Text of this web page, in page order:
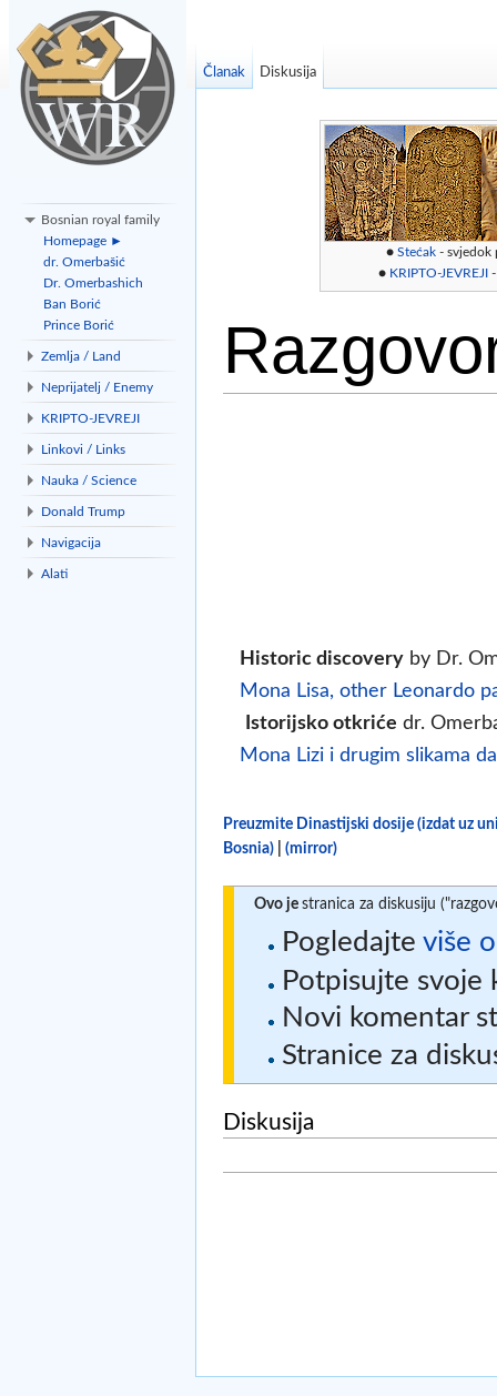
●Stećak - svjedok
● KRIPTO-JEVREJI
Historic discovery by Dr.
Mona Lisa, other Leonardo
Istorijsko otkriće dr.
Mona Lizi i drugim slikama
Preuzmite Dinastijski dosije (izdat uz
Bosnia)
(mirror)
Ovo je stranica za diskusiju
Pogledajteviše
Potpisujte svoje
Novi komentar
Stranice za
Diskusija
Članak Diskusija
Bosnian royal family
Homepage ►
dr. Omerbašić
Dr. Omerbashich
Ban Borić
Prince Borić
Zemlja / Land
Neprijatelj / Enemy
KRIPTO-JEVREJI
Linkovi / Links
Nauka / Science
Donald Trump
Navigacija
Alati